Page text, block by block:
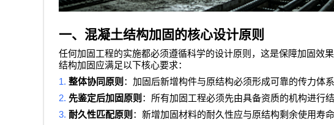
一、混凝土结构加固的核心设计原则
任何加固工程的实施都必须遵循科学的设计原则，这是保障加固效
结构加固应满足以下核心要求：
1. 整体协同原则 ：加固后新增构件与原结构必须形成可靠的传力体
2. 先鉴定后加固原则 ：所有加固工程必须先由具备资质的机构进行
3. 耐久性匹配原则 ：新增加固材料的耐久性应与原结构剩余使用寿